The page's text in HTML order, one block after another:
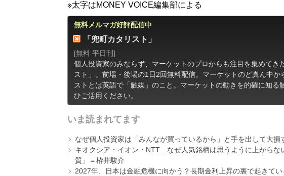
※太字はMONEY VOICE編集部による
無料メルマガ好評配信中
「兜町カタリスト」
[無料 平日刊]
個人投資家のみならず、マーケットのプロからも注目を集めてき
スト」。前場・後場の1日2回無料配信。マーケットのど真ん中
ストとは英語で「触媒」のこと。マーケットの動きを的確に知
ひご活用ください。
いま読まれてます
なぜ個人投資家は「みんなが買っているから」と手を出して大損
キオクシア・イオン・NTT…なぜ人気銘柄は思うように上がらな
質」＝栫井駿介
2027年、日本は金融危機に向かう？長期金利上昇の裏で起きて